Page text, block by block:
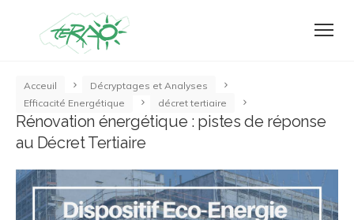
Acceuil
Décryptages et Analyses
Efficacité Energétique
décret tertiaire
Rénovation énergétique : pistes de réponse
au Décret Tertiaire